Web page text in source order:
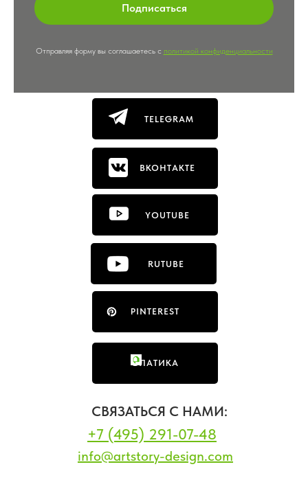
Подписаться
Отправляя форму вы соглашаетесь с политикой конфиденциальности
TELEGRAM
PINTEREST
ФЛАТИКА
YOUTUBE
ВКОНТАКТЕ
СВЯЗАТЬСЯ С НАМИ:
+7 (495) 291-07-48
info@artstory-design.com
RUTUBE